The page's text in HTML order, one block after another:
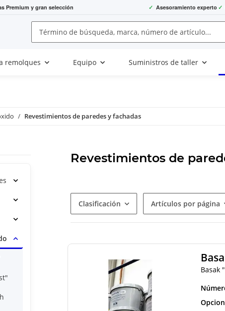
Premium y gran selección ✓ Asesoramiento experto ✓
remolques Equipo Suministros de taller
Revestimientos de paredes y fachadas
Revestimientos de
Clasificación Artículos por página
Basak